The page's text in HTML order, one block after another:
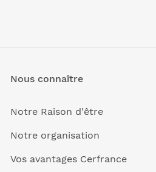
Nous connaître
Notre Raison d'être
Notre organisation
Vos avantages Cerfrance